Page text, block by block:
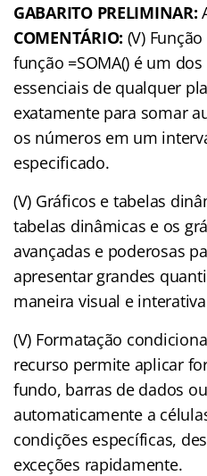
GABARITO PRELIMINAR:
COMENTÁRIO: (V)
função =SOMA() é um
essenciais de qualquer
exatamente para somar
os números em um
especificado.
(V) Gráficos e tabelas
tabelas dinâmicas e os
avançadas e poderosas
apresentar grandes
maneira visual e
(V) Formatação
recurso permite aplicar
fundo, barras de dados
automaticamente a
condições específicas,
exceções rapidamente.